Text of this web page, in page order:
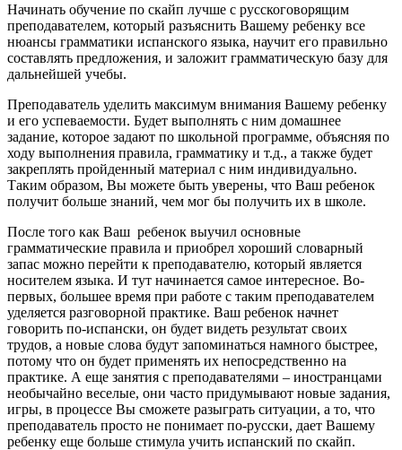
Начинать обучение по скайп лучше с русскоговорящим
преподавателем, который разъяснить Вашему ребенку все
нюансы грамматики испанского языка, научит его правильно
составлять предложения, и заложит грамматическую базу для
дальнейшей учебы.
Преподаватель уделить максимум внимания Вашему ребенку
и его успеваемости. Будет выполнять с ним домашнее
задание, которое задают по школьной программе, объясняя по
ходу выполнения правила, грамматику и т.д., а также будет
закреплять пройденный материал с ним индивидуально.
Таким образом, Вы можете быть уверены, что Ваш ребенок
получит больше знаний, чем мог бы получить их в школе.
После того как Ваш ребенок выучил основные
грамматические правила и приобрел хороший словарный
запас можно перейти к преподавателю, который является
носителем языка. И тут начинается самое интересное. Во-
первых, большее время при работе с таким преподавателем
уделяется разговорной практике. Ваш ребенок начнет
говорить по-испански, он будет видеть результат своих
трудов, а новые слова будут запоминаться намного быстрее,
потому что он будет применять их непосредственно на
практике. А еще занятия с преподавателями – иностранцами
необычайно веселые, они часто придумывают новые задания,
игры, в процессе Вы сможете разыграть ситуации, а то, что
преподаватель просто не понимает по-русски, дает Вашему
ребенку еще больше стимула учить испанский по скайп.